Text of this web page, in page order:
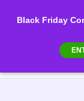
Black Friday
para